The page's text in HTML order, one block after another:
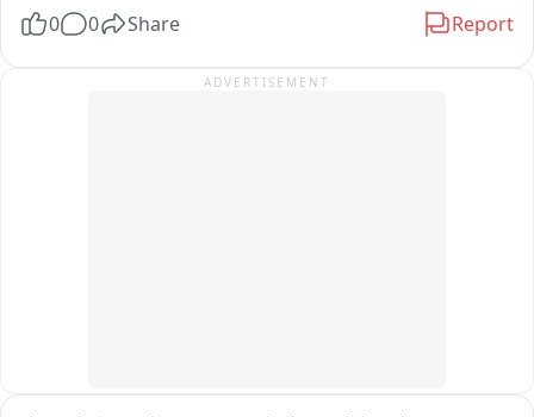
जिल्ह्याच्या दृष्टीने महत्त्वाचे असलेले दोन मोठे, आठ मध्यम व १३५ लघू अशा
जिल्ह्याला आता मोठ्या पावसाची गरज आहे. याचच आढावा घेतला आहे आमचे
0 0 Share Report
ADVERTISEMENT